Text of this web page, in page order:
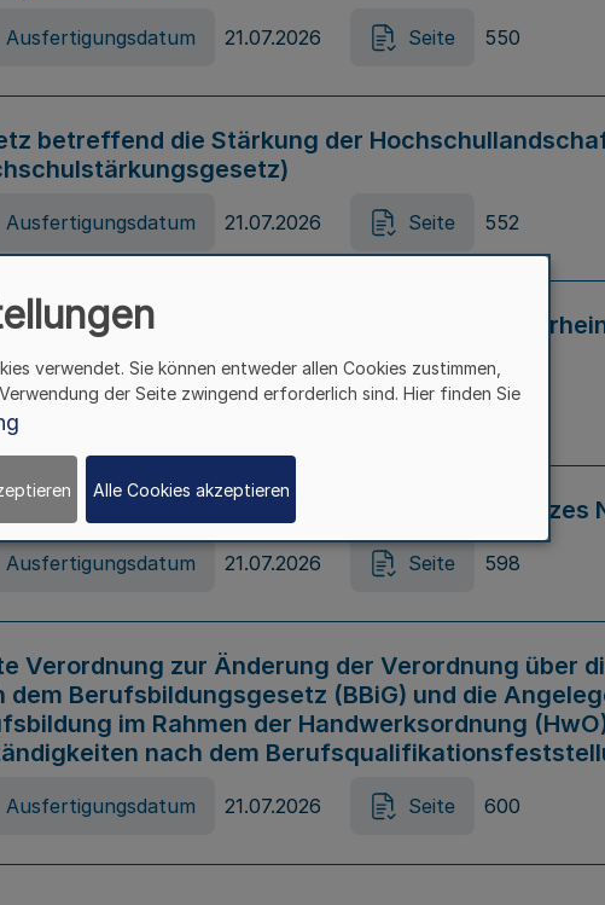
Ausfertigungsdatum 21.07.2026 Seite 550
betreffend die Stärkung der
Ausfertigungsdatum 21.07.2026 Seite 552
zur Vermeidung von Diskriminierung in
– LADG NRW)
Ausfertigungsdatum 21.07.2026 Seite 595
zur Änderung des Online-Casinospiel Gesetzes
Ausfertigungsdatum 21.07.2026 Seite 598
Verordnung zur Änderung der Verordnung über
dem Berufsbildungsgesetz (BBiG) und die
im Rahmen der Handwerksordnung
nach dem
Ausfertigungsdatum 21.07.2026 Seite 600
verwendet. Sie können entweder allen Cookies zustimmen,
der Seite zwingend erforderlich sind. Hier finden Sie
Alle Cookies akzeptieren